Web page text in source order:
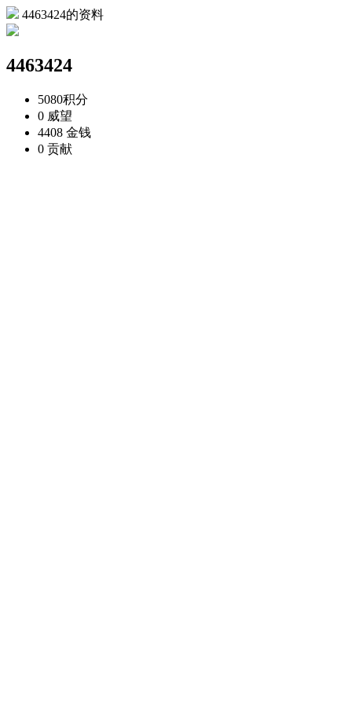
4463424的资料
4463424
5080积分
0 威望
4408 金钱
0 贡献